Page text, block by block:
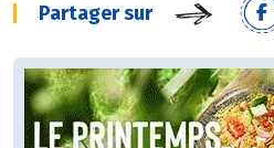
Partager sur